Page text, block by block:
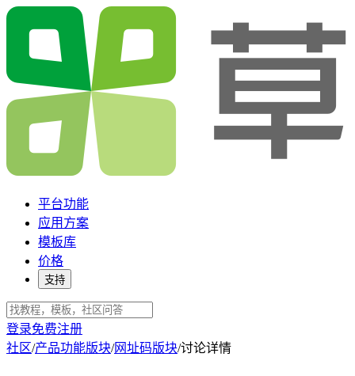
平台功能
应用方案
模板库
价格
支持
登录免费注册
社区/产品功能版块/网址码版块/讨论详情